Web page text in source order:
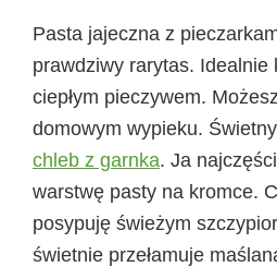
Pasta jajeczna z
prawdziwy rarytas. Idealnie
ciepłym pieczywem.
domowym wypieku.
chleb z garnka. Ja
warstwę pasty na kromce.
posypuję świeżym
świetnie przełamuje